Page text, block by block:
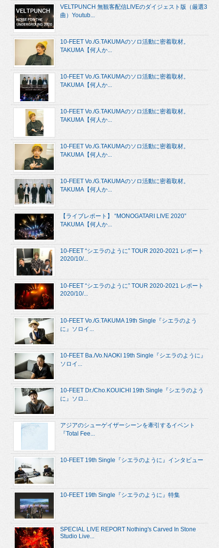
VELTPUNCH 無観客配信LIVEのダイジェスト版（厳選3
曲）Youtub...
10-FEET Vo./G.TAKUMAのソロ活動に密着取材。
TAKUMA【何人か...
10-FEET Vo./G.TAKUMAのソロ活動に密着取材。
TAKUMA【何人か...
10-FEET Vo./G.TAKUMAのソロ活動に密着取材。
TAKUMA【何人か...
10-FEET Vo./G.TAKUMAのソロ活動に密着取材。
TAKUMA【何人か...
10-FEET Vo./G.TAKUMAのソロ活動に密着取材。
TAKUMA【何人か...
【ライブレポート】 “MONOGATARI LIVE 2020”
TAKUMA【何人か...
10-FEET “シエラのように” TOUR 2020-2021 レポート
2020/10/...
10-FEET “シエラのように” TOUR 2020-2021 レポート
2020/10/...
10-FEET Vo./G.TAKUMA 19th Single『シエラのよう
に』ソロイ...
10-FEET Ba./Vo.NAOKI 19th Single『シエラのように』
ソロイ...
10-FEET Dr./Cho.KOUICHI 19th Single『シエラのよう
に』ソロ...
アジアのシューゲイザーシーンを牽引するイベント
『Total Fee...
10-FEET 19th Single『シエラのように』インタビュー
10-FEET 19th Single『シエラのように』特集
SPECIAL LIVE REPORT Nothing's Carved In Stone
Studio Live...